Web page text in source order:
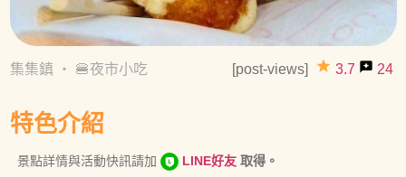
集集鎮 ・ 🍔夜市小吃 [post-views] grade 3.7 reviews 24
特色介紹
景點詳情與活動快訊請加 LINE好友 取得。